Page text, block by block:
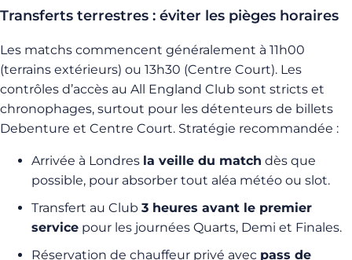
Transferts terrestres : éviter les pièges horaires
Les matchs commencent généralement à 11h00
(terrains extérieurs) ou 13h30 (Centre Court). Les
contrôles d’accès au All England Club sont stricts et
chronophages, surtout pour les détenteurs de billets
Debenture et Centre Court. Stratégie recommandée :
Arrivée à Londres la veille du match dès que
possible, pour absorber tout aléa météo ou slot.
Transfert au Club 3 heures avant le premier
service pour les journées Quarts, Demi et Finales.
Réservation de chauffeur privé avec pass de